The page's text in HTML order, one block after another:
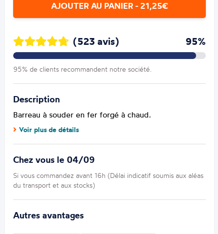
AJOUTER AU PANIER - 21,25€
(523 avis) 95%
95% de clients recommandent notre société.
Description
Barreau à souder en fer forgé à chaud.
Voir plus de détails
Chez vous le 04/09
Si vous commandez avant 16h (Délai indicatif soumis aux aléas
du transport et aux stocks)
Autres avantages